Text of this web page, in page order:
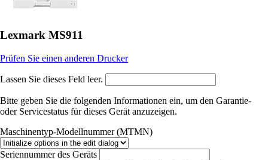
Lexmark MS911
Prüfen Sie einen anderen Drucker
Lassen Sie dieses Feld leer.
Bitte geben Sie die folgenden Informationen ein, um den Garantie-
oder Servicestatus ​für dieses Gerät anzuzeigen.
Maschinentyp-Modellnummer (MTMN)
Seriennummer des Geräts